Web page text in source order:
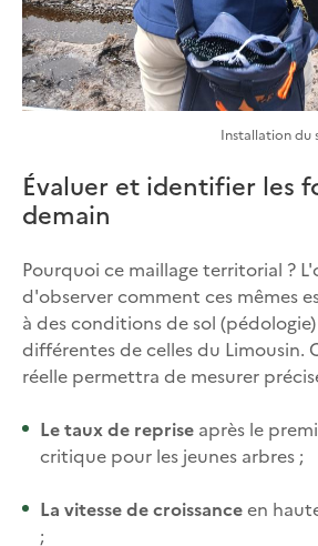
Installation du
Évaluer et identifier les
demain
Pourquoi ce maillage territorial ?
d'observer comment ces mêmes
à des conditions de sol
différentes de celles du Limousin.
réelle permettra de mesurer
Le taux de reprise après le
critique pour les jeunes arbres ;
La vitesse de croissanceen
;